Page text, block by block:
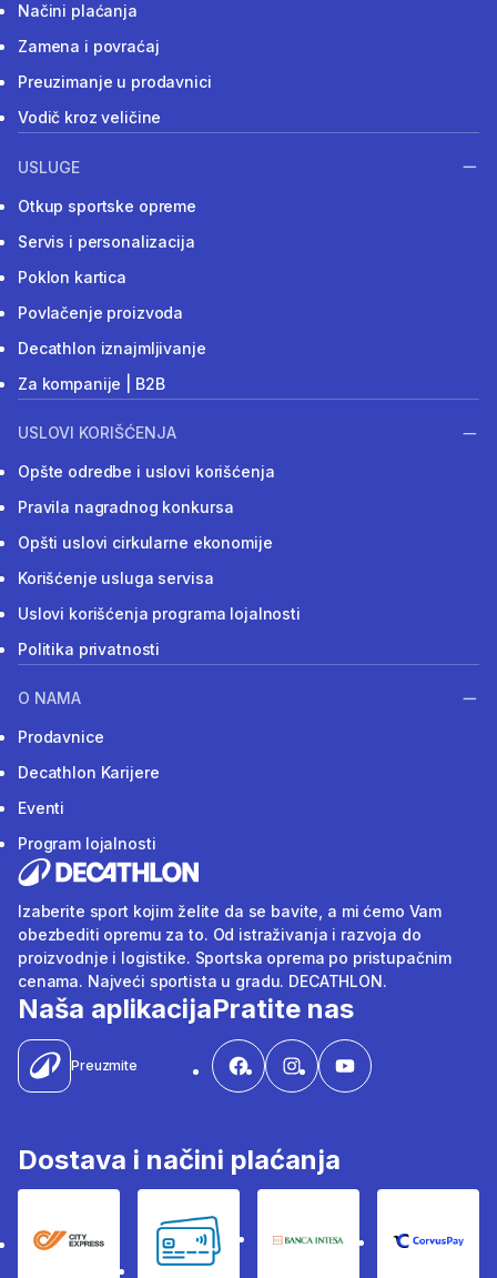
Načini plaćanja
Zamena i povraćaj
Preuzimanje u prodavnici
Vodič kroz veličine
USLUGE
Otkup sportske opreme
Servis i personalizacija
Poklon kartica
Povlačenje proizvoda
Decathlon iznajmljivanje
Za kompanije | B2B
USLOVI KORIŠĆENJA
Opšte odredbe i uslovi korišćenja
Pravila nagradnog konkursa
Opšti uslovi cirkularne ekonomije
Korišćenje usluga servisa
Uslovi korišćenja programa lojalnosti
Politika privatnosti
O NAMA
Prodavnice
Decathlon Karijere
Eventi
Program lojalnosti
Izaberite sport kojim želite da se bavite, a mi ćemo Vam
obezbediti opremu za to. Od istraživanja i razvoja do
proizvodnje i logistike. Sportska oprema po pristupačnim
cenama. Najveći sportista u gradu. DECATHLON.
Naša aplikacija
Preuzmite
Pratite nas
Dostava i načini plaćanja
City Express Bankovne karticeBanka Intesa